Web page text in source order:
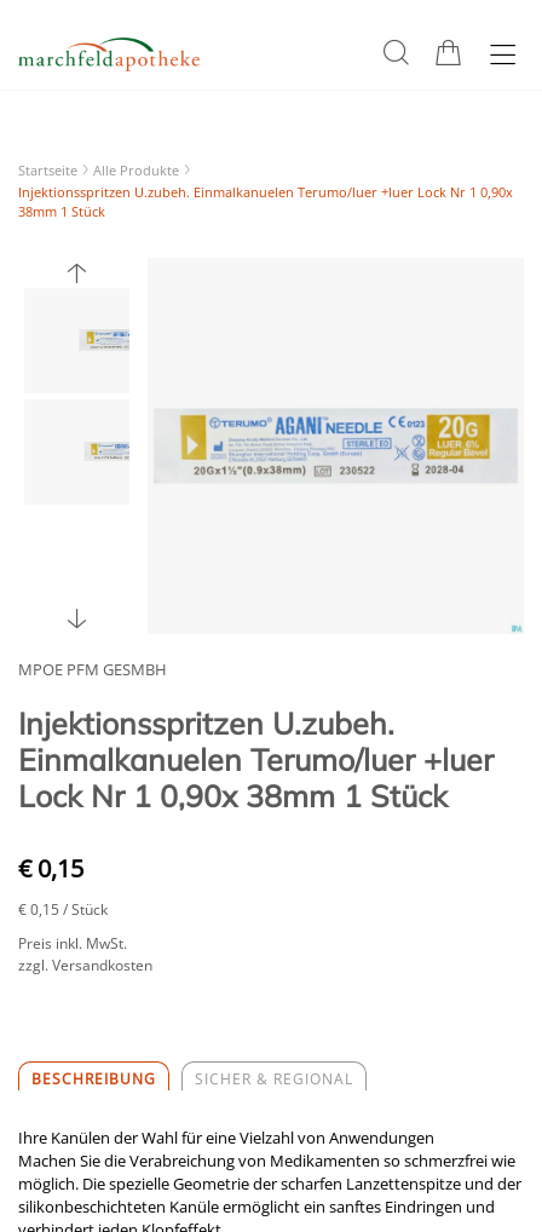
Startseite
Alle Produkte
Injektionsspritzen U.zubeh. Einmalkanuelen Terumo/luer +luer Lock Nr 1 0,90x
38mm 1 Stück
MPOE PFM GESMBH
Injektionsspritzen U.zubeh.
Einmalkanuelen Terumo/luer +luer
Lock Nr 1 0,90x 38mm 1 Stück
€ 0,15
€ 0,15 / Stück
Preis inkl. MwSt.
zzgl. Versandkosten
BESCHREIBUNG SICHER & REGIONAL
Ihre Kanülen der Wahl für eine Vielzahl von Anwendungen
Machen Sie die Verabreichung von Medikamenten so schmerzfrei wie
möglich. Die spezielle Geometrie der scharfen Lanzettenspitze und der
silikonbeschichteten Kanüle ermöglicht ein sanftes Eindringen und